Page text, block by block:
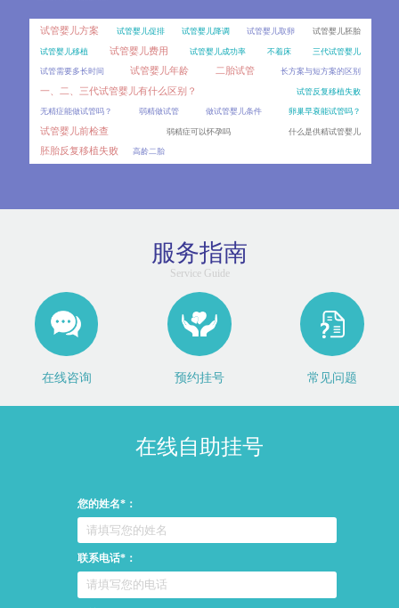
2026-08
2026-08
30岁试管移植双胚胎，成功率提升的同时风险有多大？
30岁试管患者选择双胚胎移植，往往看重其较高的成功率，却容易忽略背后的风险。对比单双胚胎移植的成
05
2026-08
高龄试管产后恢复慢，是试管的问题还是年龄的问题？
试管婴儿方案 试管婴儿促排 试管婴儿降调 试管婴儿取卵 试管婴儿胚胎
试管婴儿移植 试管婴儿费用 试管婴儿成功率 不着床 三代试管婴儿
试管需要多长时间 试管婴儿年龄 二胎试管 长方案与短方案的区别
一、二、三代试管婴儿有什么区别？ 试管反复移植失败
无精症能做试管吗？ 弱精做试管 做试管婴儿条件 卵巢早衰能试管吗？
试管婴儿前检查 弱精症可以怀孕吗 什么是供精试管婴儿
胚胎反复移植失败 高龄二胎
服务指南
Service Guide
在线咨询 预约挂号 常见问题
在线自助挂号
您的姓名*：
联系电话*：